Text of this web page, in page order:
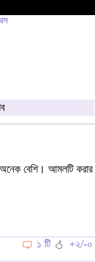
বেশি। আমলটি করার
১ টি
+২/-০